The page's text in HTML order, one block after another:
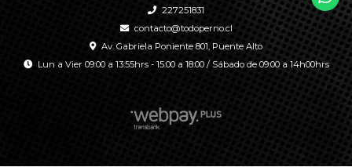
227251831
contacto@todoperno.cl
Av. Gabriela Poniente 801, Puente Alto
Lun a Vier 09:00 a 13:55hrs - 15:00 a 18:00 / Sábado de 09:00 a 14h00hrs